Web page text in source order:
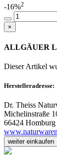
-16%2
×
ALLGÄUER
Dieser Artikel
Herstelleradresse:
Dr. Theiss
Michelinstraße
66424 Homburg
weiter einkaufen